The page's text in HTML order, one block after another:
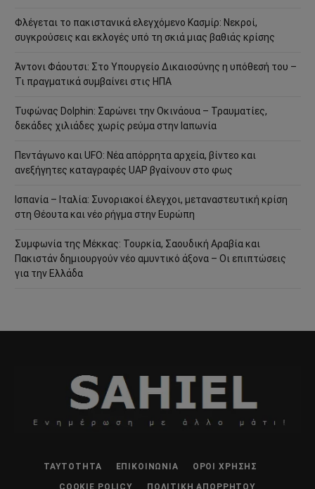
Φλέγεται το πακιστανικά ελεγχόμενο Κασμίρ: Νεκροί,
συγκρούσεις και εκλογές υπό τη σκιά μιας βαθιάς κρίσης
Άντονι Φάουτσι: Στο Υπουργείο Δικαιοσύνης η υπόθεσή του –
Τι πραγματικά συμβαίνει στις ΗΠΑ
Τυφώνας Dolphin: Σαρώνει την Οκινάουα – Τραυματίες,
δεκάδες χιλιάδες χωρίς ρεύμα στην Ιαπωνία
Πεντάγωνο και UFO: Νέα απόρρητα αρχεία, βίντεο και
ανεξήγητες καταγραφές UAP βγαίνουν στο φως
Ισπανία – Ιταλία: Συνοριακοί έλεγχοι, μεταναστευτική κρίση
στη Θέουτα και νέο ρήγμα στην Ευρώπη
Συμφωνία της Μέκκας: Τουρκία, Σαουδική Αραβία και
Πακιστάν δημιουργούν νέο αμυντικό άξονα – Οι επιπτώσεις
για την Ελλάδα
ΤΑΥΤΌΤΗΤΑ ΕΠΙΚΟΙΝΩΝΊΑ ΌΡΟΙ ΧΡΉΣΗΣ
COOKIE POLICY ΠΟΛΙΤΙΚΉ ΑΠΟΡΡΉΤΟΥ